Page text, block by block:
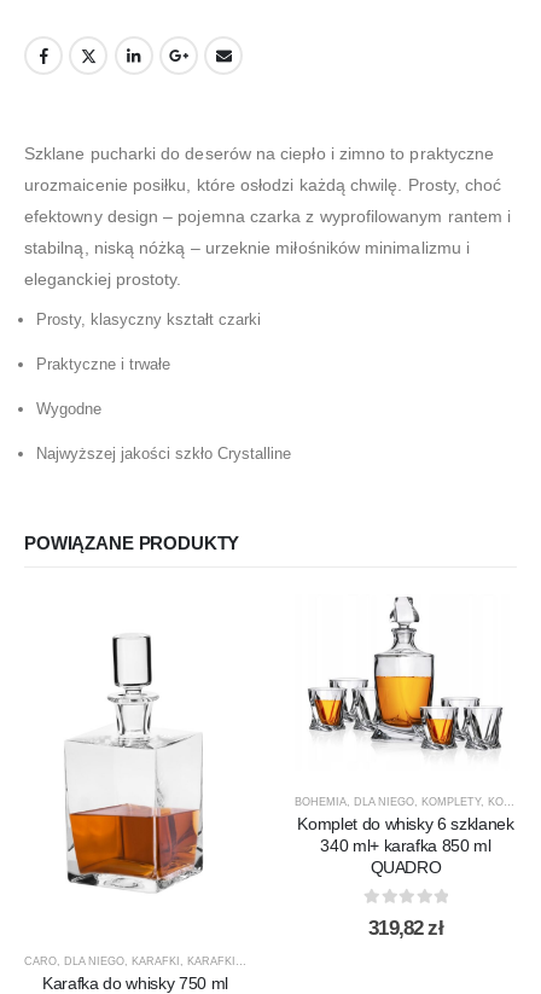
Szklane pucharki do deserów na ciepło i zimno to praktyczne
urozmaicenie posiłku, które osłodzi każdą chwilę. Prosty, choć
efektowny design – pojemna czarka z wyprofilowanym rantem i
stabilną, niską nóżką – urzeknie miłośników minimalizmu i
eleganckiej prostoty.
Prosty, klasyczny kształt czarki
Praktyczne i trwałe
Wygodne
Najwyższej jakości szkło Crystalline
POWIĄZANE PRODUKTY
CARO, DLA NIEGO, KARAFKI , KARAFKI DO WHISKY
Karafka do whisky 750 ml
BOHEMIA, DLA NIEGO, KOMPLETY, KOMPLETY DO WHISKY
Komplet do whisky 6 szklanek
340 ml+ karafka 850 ml
QUADRO
0out of 5
319,82zł